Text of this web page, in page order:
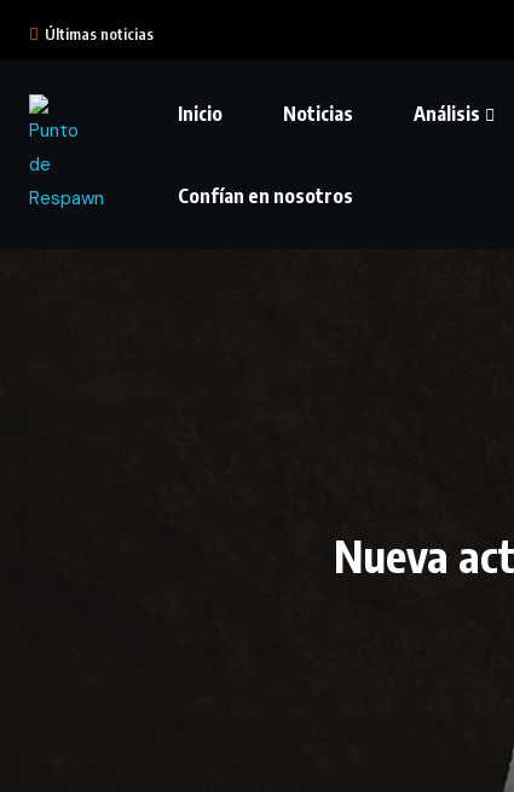
Últimas noticias
Inicio Noticias Análisis
Confían en nosotros
Nueva